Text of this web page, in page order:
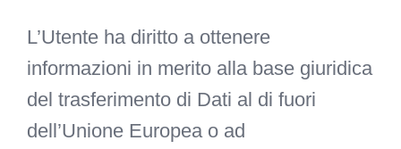
L’Utente ha diritto a ottenere
informazioni in merito alla base giuridica
del trasferimento di Dati al di fuori
dell’Unione Europea o ad